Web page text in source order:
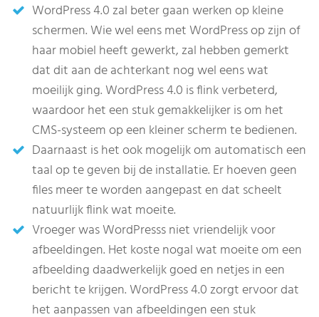
WordPress 4.0 zal beter gaan werken op kleine
schermen. Wie wel eens met WordPress op zijn of
haar mobiel heeft gewerkt, zal hebben gemerkt
dat dit aan de achterkant nog wel eens wat
moeilijk ging. WordPress 4.0 is flink verbeterd,
waardoor het een stuk gemakkelijker is om het
CMS-systeem op een kleiner scherm te bedienen.
Daarnaast is het ook mogelijk om automatisch een
taal op te geven bij de installatie. Er hoeven geen
files meer te worden aangepast en dat scheelt
natuurlijk flink wat moeite.
Vroeger was WordPresss niet vriendelijk voor
afbeeldingen. Het koste nogal wat moeite om een
afbeelding daadwerkelijk goed en netjes in een
bericht te krijgen. WordPress 4.0 zorgt ervoor dat
het aanpassen van afbeeldingen een stuk